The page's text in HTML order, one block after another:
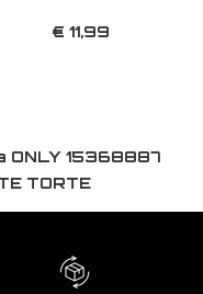
€ 11,99
ONLY 15368887
TORTE